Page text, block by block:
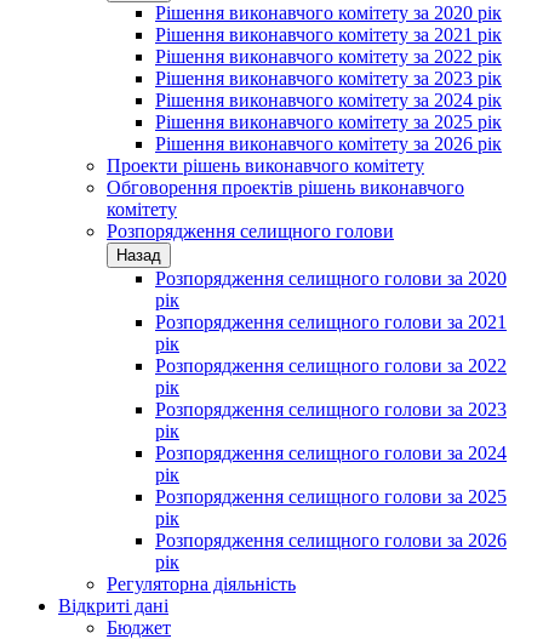
Рішення виконавчого комітету за 2020 рік
Рішення виконавчого комітету за 2021 рік
Рішення виконавчого комітету за 2022 рік
Рішення виконавчого комітету за 2023 рік
Рішення виконавчого комітету за 2024 рік
Рішення виконавчого комітету за 2025 рік
Рішення виконавчого комітету за 2026 рік
Проекти рішень виконавчого комітету
Обговорення проектів рішень виконавчого
комітету
Розпорядження селищного голови
Назад
Розпорядження селищного голови за 2020
рік
Розпорядження селищного голови за 2021
рік
Розпорядження селищного голови за 2022
рік
Розпорядження селищного голови за 2023
рік
Розпорядження селищного голови за 2024
рік
Розпорядження селищного голови за 2025
рік
Розпорядження селищного голови за 2026
рік
Регуляторна діяльність
Відкриті дані
Бюджет